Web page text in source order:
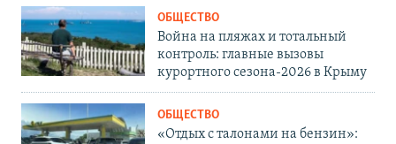
ОБЩЕСТВО
Война на пляжах и тотальный
контроль: главные вызовы
курортного сезона-2026 в Крыму
ОБЩЕСТВО
«Отдых с талонами на бензин»: